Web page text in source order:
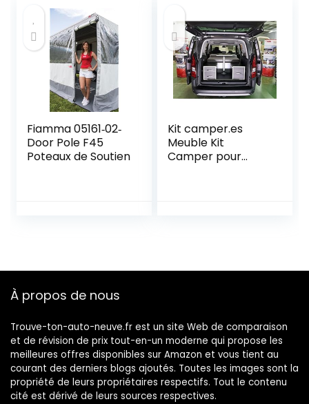
Fiamma 05161‐02‐
Door Pole F45
Poteaux de Soutien
Kit camper.es
Meuble Kit
Camper pour
À propos de nous
Trouve-ton-auto-neuve.fr est un site Web de comparaison
et de révision de prix tout-en-un moderne qui propose les
meilleures offres disponibles sur Amazon et vous tient au
courant des derniers blogs ajoutés. Toutes les images sont la
propriété de leurs propriétaires respectifs. Tout le contenu
cité est dérivé de leurs sources respectives.